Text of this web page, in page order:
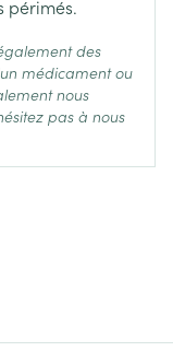
périmés.
des
médicament ou
nous
pas à nous